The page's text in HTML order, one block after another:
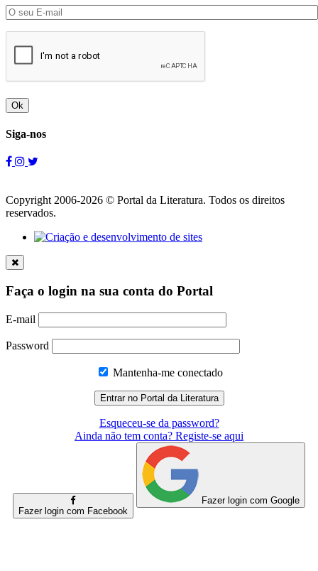
Ok
Siga-nos
Copyright 2006-2026 © Portal da Literatura. Todos os direitos
reservados.
Faça o login na sua conta do Portal
E-mail
Password
Mantenha-me conectado
Esqueceu-se da password?
Ainda não tem conta? Registe-se aqui
Fazer login com Facebook
Fazer login com Google